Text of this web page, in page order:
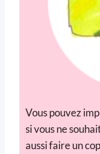
Vous pouvez
si vous ne
aussi faire un